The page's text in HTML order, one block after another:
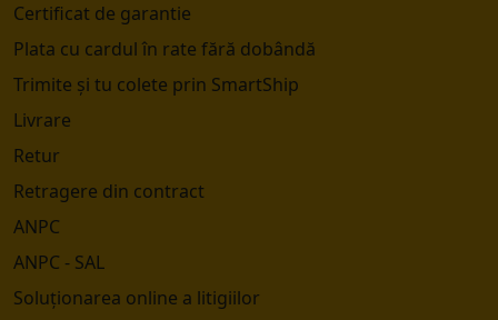
Certificat de garantie
Plata cu cardul în rate fără dobândă
Trimite și tu colete prin SmartShip
Livrare
Retur
Retragere din contract
ANPC
ANPC - SAL
Soluționarea online a litigiilor